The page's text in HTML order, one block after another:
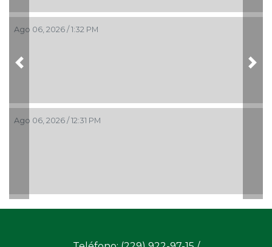
Ago 06, 2026 / 1:32 PM
Ago 06, 2026 / 12:31 PM
Previous